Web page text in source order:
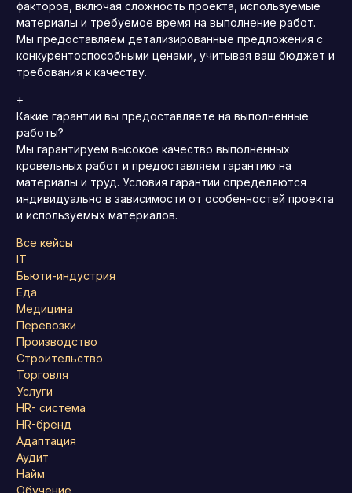
факторов, включая сложность проекта, используемые
материалы и требуемое время на выполнение работ.
Мы предоставляем детализированные предложения с
конкурентоспособными ценами, учитывая ваш бюджет и
требования к качеству.
+
Какие гарантии вы предоставляете на выполненные
работы?
Мы гарантируем высокое качество выполненных
кровельных работ и предоставляем гарантию на
материалы и труд. Условия гарантии определяются
индивидуально в зависимости от особенностей проекта
и используемых материалов.
Все кейсы
IT
Бьюти-индустрия
Еда
Медицина
Перевозки
Производство
Строительство
Торговля
Услуги
HR- система
HR-бренд
Адаптация
Аудит
Найм
Обучение